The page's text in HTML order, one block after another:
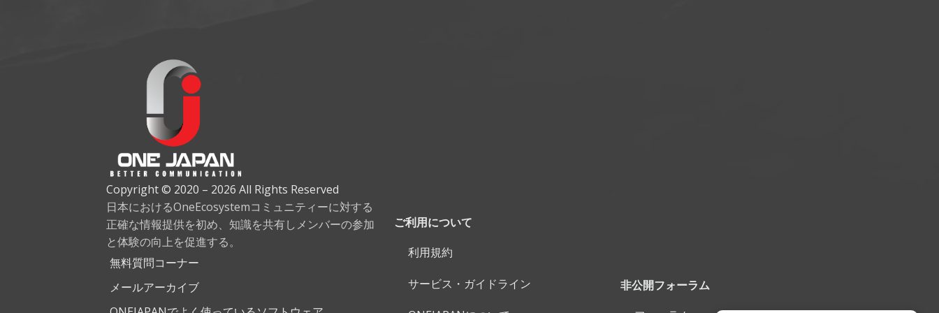
Copyright © 2020 – 2026 All Rights Reserved
日本におけるOneEcosystemコミュニティーに対する
正確な情報提供を初め、知識を共有しメンバーの参加
と体験の向上を促進する。
無料質問コーナー
メールアーカイブ
ご利用について
利用規約
サービス・ガイドライン 非公開フォーラム